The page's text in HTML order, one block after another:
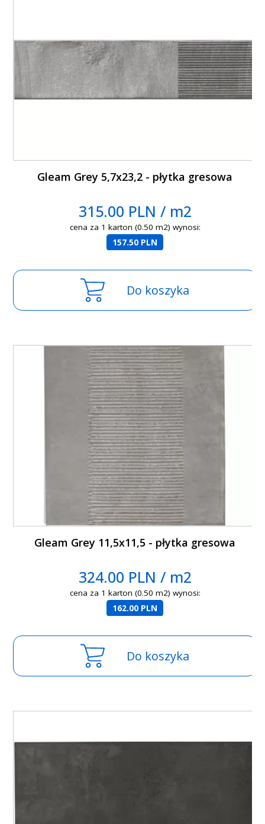
Gleam Grey 5,7x23,2 - płytka gresowa
315.00 PLN / m2
cena za 1 karton (0.50 m2) wynosi:
157.50 PLN
Do koszyka
Gleam Grey 11,5x11,5 - płytka gresowa
324.00 PLN / m2
cena za 1 karton (0.50 m2) wynosi:
162.00 PLN
Do koszyka